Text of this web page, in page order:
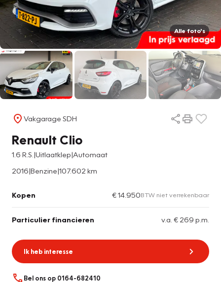
Alle foto's
Vakgarage SDH
Renault Clio
1.6 R.S.|Uitlaatklep|Automaat
2016|Benzine|107.602 km
Kopen € 14.950BTW niet verrekenbaar
Particulier financieren v.a. € 269 p.m.
Ik heb interesse
Bel ons op 0164-682410